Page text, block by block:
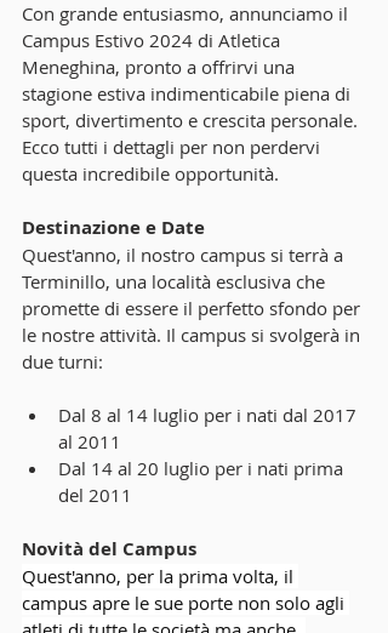
Con grande entusiasmo, annunciamo il
Campus Estivo 2024 di Atletica
Meneghina, pronto a offrirvi una
stagione estiva indimenticabile piena di
sport, divertimento e crescita personale.
Ecco tutti i dettagli per non perdervi
questa incredibile opportunità.
Destinazione e Date
Quest'anno, il nostro campus si terrà a
Terminillo, una località esclusiva che
promette di essere il perfetto sfondo per
le nostre attività. Il campus si svolgerà in
due turni:
Dal 8 al 14 luglio per i nati dal 2017
al 2011
Dal 14 al 20 luglio per i nati prima
del 2011
Novità del Campus
Quest'anno, per la prima volta, il
campus apre le sue porte non solo agli